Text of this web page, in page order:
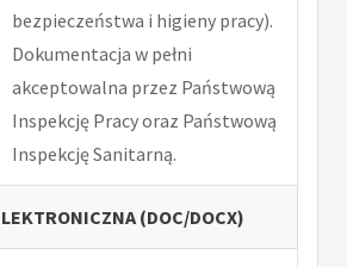
bezpieczeństwa i higieny pracy).
Dokumentacja w pełni
akceptowalna przez Państwową
Inspekcję Pracy oraz Państwową
Inspekcję Sanitarną.
(DOC/DOCX)